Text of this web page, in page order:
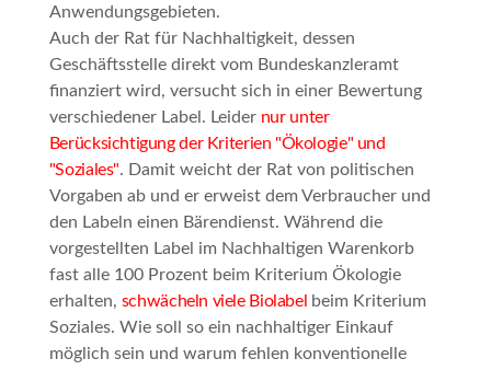
Anwendungsgebieten.
Auch der Rat für Nachhaltigkeit, dessen
Geschäftsstelle direkt vom Bundeskanzleramt
finanziert wird, versucht sich in einer Bewertung
verschiedener Label. Leider nur unter
Berücksichtigung der Kriterien "Ökologie" und
"Soziales". Damit weicht der Rat von politischen
Vorgaben ab und er erweist dem Verbraucher und
den Labeln einen Bärendienst. Während die
vorgestellten Label im Nachhaltigen Warenkorb
fast alle 100 Prozent beim Kriterium Ökologie
erhalten, schwächeln viele Biolabel beim Kriterium
Soziales. Wie soll so ein nachhaltiger Einkauf
möglich sein und warum fehlen konventionelle